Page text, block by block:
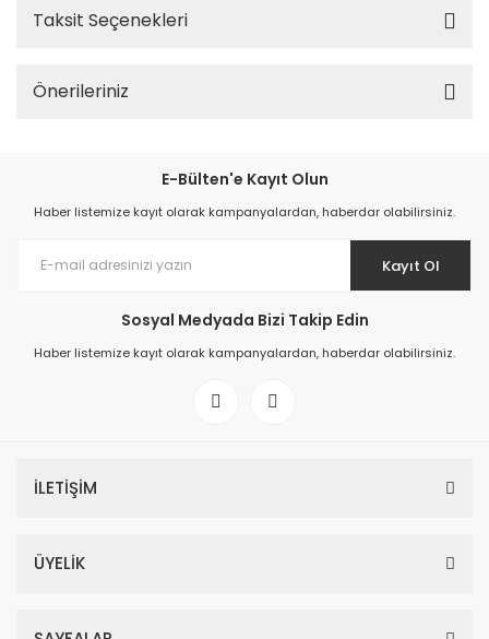
Taksit Seçenekleri
Önerileriniz
E-Bülten'e Kayıt Olun
Haber listemize kayıt olarak kampanyalardan, haberdar olabilirsiniz.
Kayıt Ol
Sosyal Medyada Bizi Takip Edin
Haber listemize kayıt olarak kampanyalardan, haberdar olabilirsiniz.
İLETİŞİM
ÜYELİK